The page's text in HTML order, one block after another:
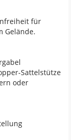
für
Gelände.
Sattelstütze
oder